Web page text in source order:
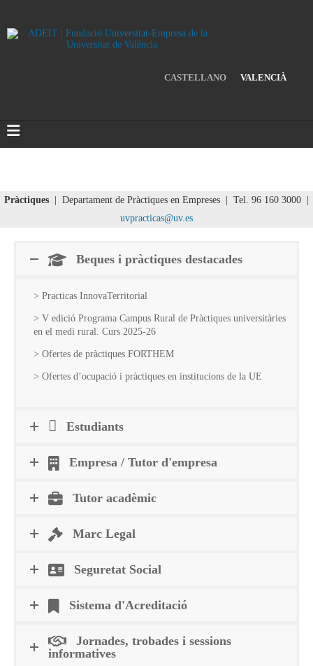
CASTELLANO VALENCIÀ
Pràctiques | Departament de Pràctiques en Empreses | Tel. 96 160 3000 |
uvpracticas@uv.es
Beques i pràctiques destacades
> Practicas InnovaTerritorial
> V edició Programa Campus Rural de Pràctiques universitàries
en el medi rural. Curs 2025-26
> Ofertes de pràctiques FORTHEM
> Ofertes d’ocupació i pràctiques en institucions de la UE
Estudiants
Empresa / Tutor d'empresa
Tutor acadèmic
Marc Legal
Seguretat Social
Sistema d'Acreditació
Jornades, trobades i sessions
informatives